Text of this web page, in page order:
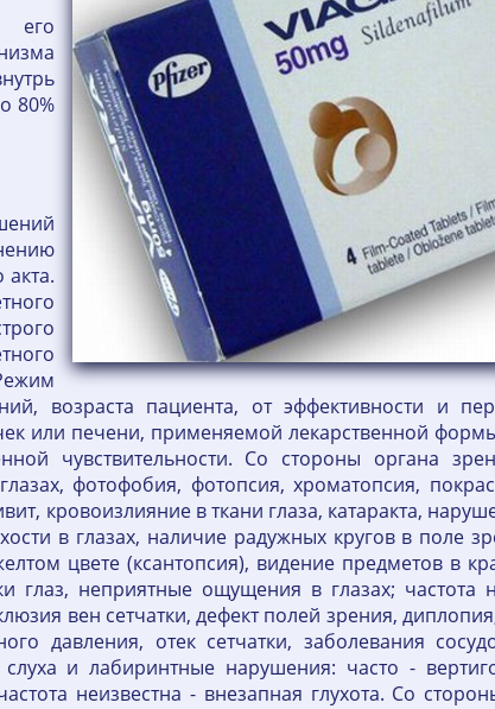
его
80%
возраста пациента, от эффективности и
или печени, применяемой лекарственной
чувствительности. Со стороны органа
фотофобия, фотопсия, хроматопсия,
кровоизлияние в ткани глаза, катаракта,
в глазах, наличие радужных кругов в поле
цвете (ксантопсия), видение предметов в
глаз, неприятные ощущения в глазах; частота
вен сетчатки, дефект полей зрения,
давления, отек сетчатки, заболевания
и лабиринтные нарушения: часто -
неизвестна - внезапная глухота. Со